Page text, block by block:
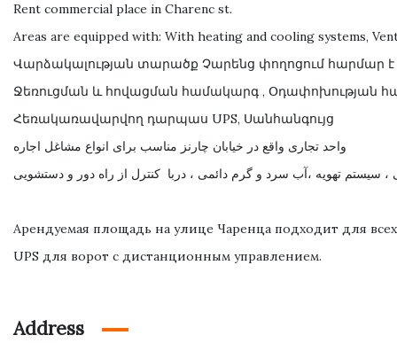
Rent commercial place in Charenc st.
Areas are equipped with: With heating and cooling systems,
Վարձակալության տարածք Չարենց փողոցում հարմար է
Ջեռուցման և հովացման համակարգ , Օդափոխության
Հեռակառավարվող դարպաս UPS, Սանհանգույց
واحد تجاری واقع در خیابان چارنز مناسب برای انواع مشاغل اجاره
تهویه ،آب سرد و گرم دائمی ، دربا کنترل از راه دور و دستشویی
Арендуемая площадь на улице Чаренца подходит для
UPS для ворот с дистанционным управлением.
Address